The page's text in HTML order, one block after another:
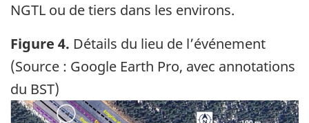
NGTL ou de tiers dans les environs.
Figure 4. Détails du lieu de l’événement
(Source : Google Earth Pro, avec annotations
du BST)
Image